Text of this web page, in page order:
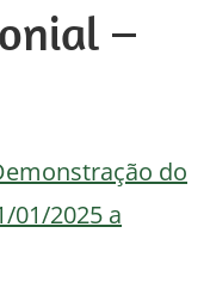
–
do
01/2025 a